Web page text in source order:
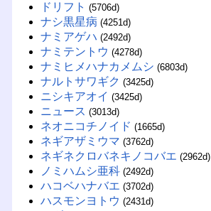
ドリフト (5706d)
ナシ黒星病 (4251d)
ナミアゲハ (2492d)
ナミテントウ (4278d)
ナミヒメハナカメムシ (6803d)
ナルトサワギク (3425d)
ニシキアオイ (3425d)
ニュース (3013d)
ネオニコチノイド (1665d)
ネギアザミウマ (3762d)
ネギネクロバネキノコバエ (2962d)
ノミハムシ亜科 (2492d)
ハコベハナバエ (3702d)
ハスモンヨトウ (2431d)